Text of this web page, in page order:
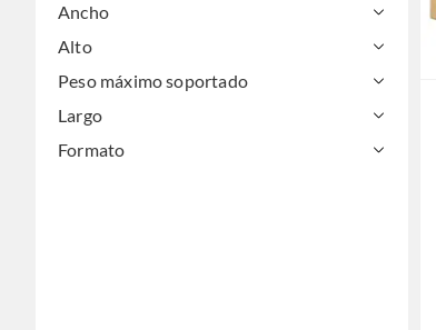
Ancho
Alto
Peso máximo soportado
Largo
Formato